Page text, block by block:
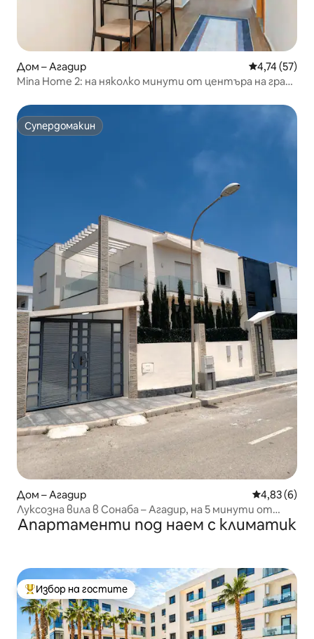
Дом – Агадир Средна
4,74 (57)
Mina Home 2: на няколко минути от центъра на града
Супердомакин
Супердомакин
Дом – Агадир Средна
4,83 (6)
Луксозна вила в Сонаба – Агадир, на 5 минути от
плажа
Апартаменти под наем с климатик
Най-популярен избор на гостите
Избор на гостите